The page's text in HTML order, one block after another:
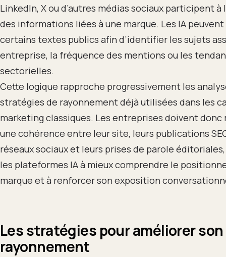
LinkedIn, X ou d’autres médias sociaux participent à
des informations liées à une marque. Les IA
certains textes publics afin d’identifier les sujets
entreprise, la fréquence des mentions ou les
sectorielles.
Cette logique rapproche progressivement les
stratégies de rayonnement déjà utilisées dans les
marketing classiques. Les entreprises doivent
une cohérence entre leur site, leurs publications
réseaux sociaux et leurs prises de parole
les plateformes IA à mieux comprendre le
marque et à renforcer son exposition
Les stratégies pour améliorer
rayonnement